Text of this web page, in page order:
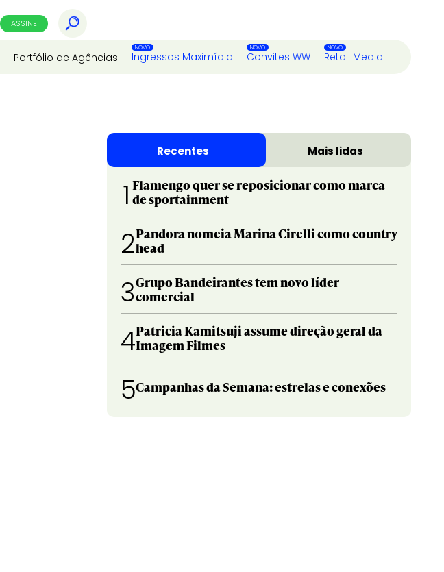
ASSINE
Portfólio de Agências Ingressos Maximídia Convites WW Retail Media
Recentes Mais lidas
1 Flamengo quer se reposicionar como marca
de sportainment
2Pandora nomeia Marina Cirelli como country
head
3Grupo Bandeirantes tem novo líder
comercial
4Patricia Kamitsuji assume direção geral da
Imagem Filmes
5Campanhas da Semana: estrelas e conexões